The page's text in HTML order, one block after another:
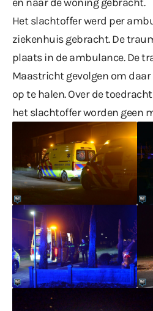
Het slachtoffer werd per
ziekenhuis gebracht. De
plaats in de ambulance. De
Maastricht gevolgen om
op te halen. Over de
het slachtoffer worden geen